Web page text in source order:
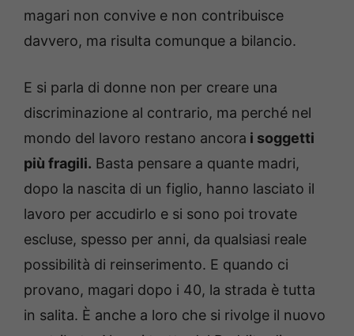
magari non convive e non contribuisce
davvero, ma risulta comunque a bilancio.
E si parla di donne non per creare una
discriminazione al contrario, ma perché nel
mondo del lavoro restano ancora i soggetti
più fragili. Basta pensare a quante madri,
dopo la nascita di un figlio, hanno lasciato il
lavoro per accudirlo e si sono poi trovate
escluse, spesso per anni, da qualsiasi reale
possibilità di reinserimento. E quando ci
provano, magari dopo i 40, la strada è tutta
in salita. È anche a loro che si rivolge il nuovo